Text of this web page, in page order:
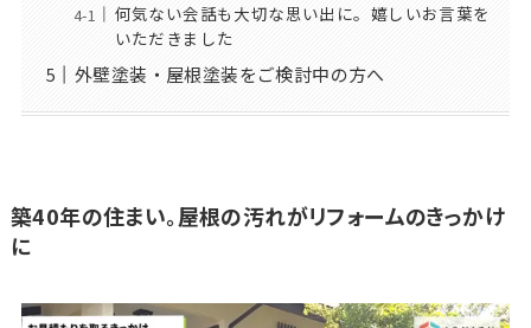
何気ない会話も大切な思い出に。嬉しいお言葉を
いただきました
外壁塗装・屋根塗装をご検討中の方へ
築40年の住まい。屋根の汚れがリフォームのきっかけ
に